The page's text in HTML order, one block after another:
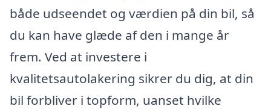
både udseendet og værdien på din bil, så
du kan have glæde af den i mange år
frem. Ved at investere i
kvalitetsautolakering sikrer du dig, at din
bil forbliver i topform, uanset hvilke